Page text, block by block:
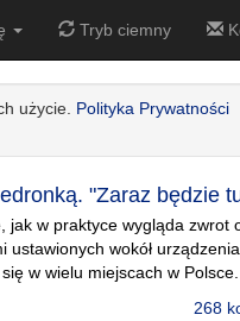
Tryb ciemny
użycie. Polityka Prywatności
"Zaraz będzie
jak w praktyce wygląda
wokół
w wielu miejscach w Polsce.
268